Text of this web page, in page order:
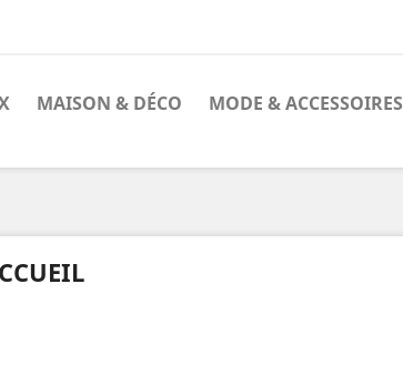
MAISON & DÉCO MODE & ACCESSOIRES